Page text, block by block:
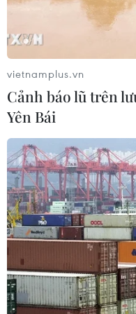
Ông Putin: Chủ
Moskva muốn
Nga ​
05/04/2024 08:12
vietnamplus.vn
Cảnh báo lũ trên
Yên Bái